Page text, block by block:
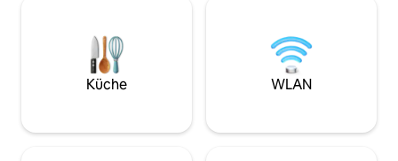
Zugang erfolgt
dem Haus. Die
für die obere
im Erdgeschoss extra
Küche WLAN